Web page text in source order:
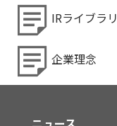
IRライブラリ
企業理念